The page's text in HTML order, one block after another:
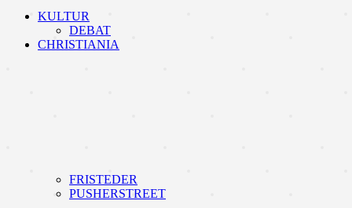
KULTUR
DEBAT
CHRISTIANIA
FRISTEDER
PUSHERSTREET